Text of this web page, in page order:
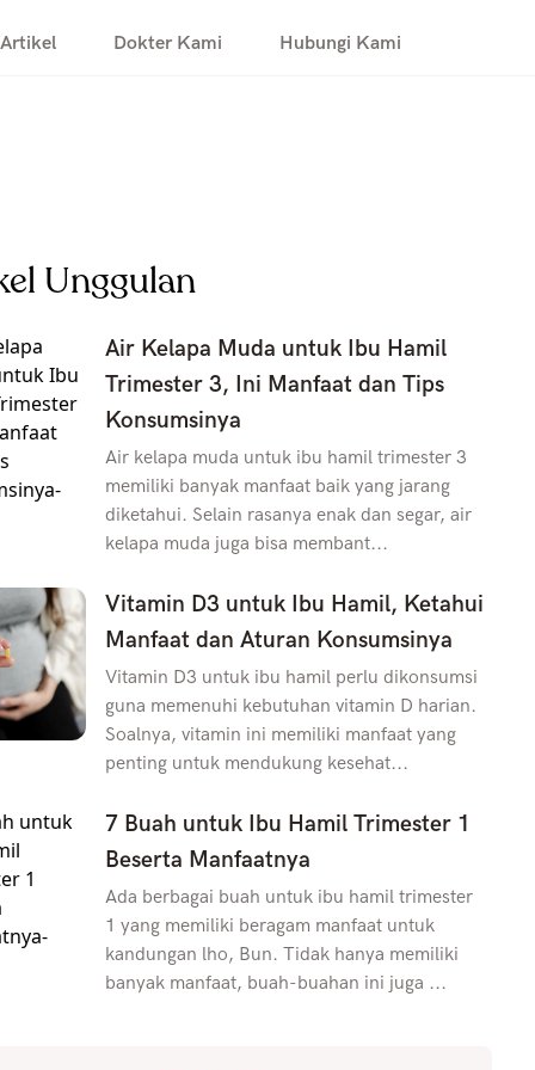
Artikel Dokter Kami Hubungi Kami
Unggulan
Air Kelapa Muda untuk Ibu Hamil
Trimester 3, Ini Manfaat dan Tips
Konsumsinya
Air kelapa muda untuk ibu hamil trimester 3
memiliki banyak manfaat baik yang jarang
diketahui. Selain rasanya enak dan segar, air
kelapa muda juga bisa membant...
Vitamin D3 untuk Ibu Hamil, Ketahui
Manfaat dan Aturan Konsumsinya
Vitamin D3 untuk ibu hamil perlu dikonsumsi
guna memenuhi kebutuhan vitamin D harian.
Soalnya, vitamin ini memiliki manfaat yang
penting untuk mendukung kesehat...
7 Buah untuk Ibu Hamil Trimester 1
Beserta Manfaatnya
Ada berbagai buah untuk ibu hamil trimester
1 yang memiliki beragam manfaat untuk
kandungan lho, Bun. Tidak hanya memiliki
banyak manfaat, buah-buahan ini juga ...